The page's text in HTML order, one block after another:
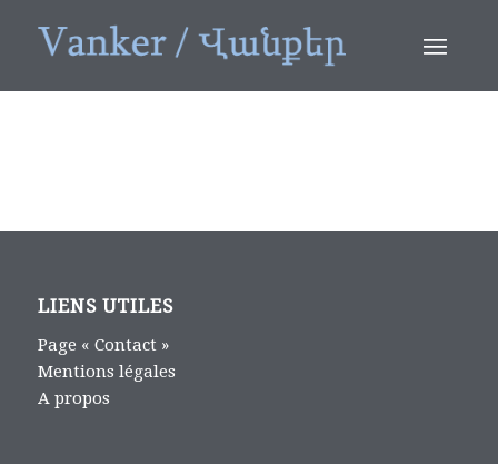
LIENS UTILES
Page « Contact »
Mentions légales
A propos